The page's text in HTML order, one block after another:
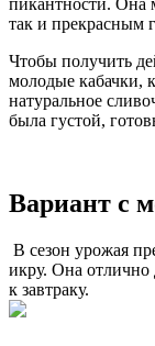
так и прекрасным
Чтобы получить
молодые кабачки,
натуральное
была густой,
Вариант с
В сезон урожая
икру. Она
к завтраку.